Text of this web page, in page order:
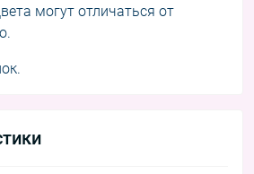
могут отличаться от